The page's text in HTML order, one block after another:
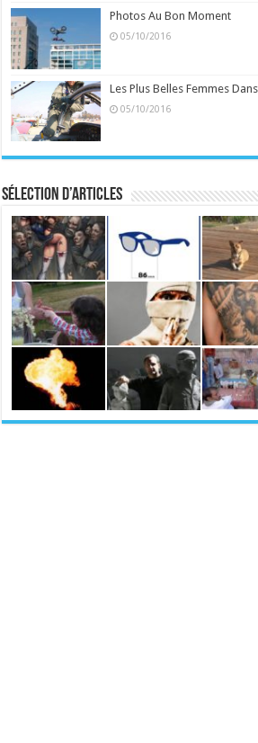
Photos Au Bon Moment
05/10/2016
Les Plus Belles Femmes
05/10/2016
Sélection d’articles